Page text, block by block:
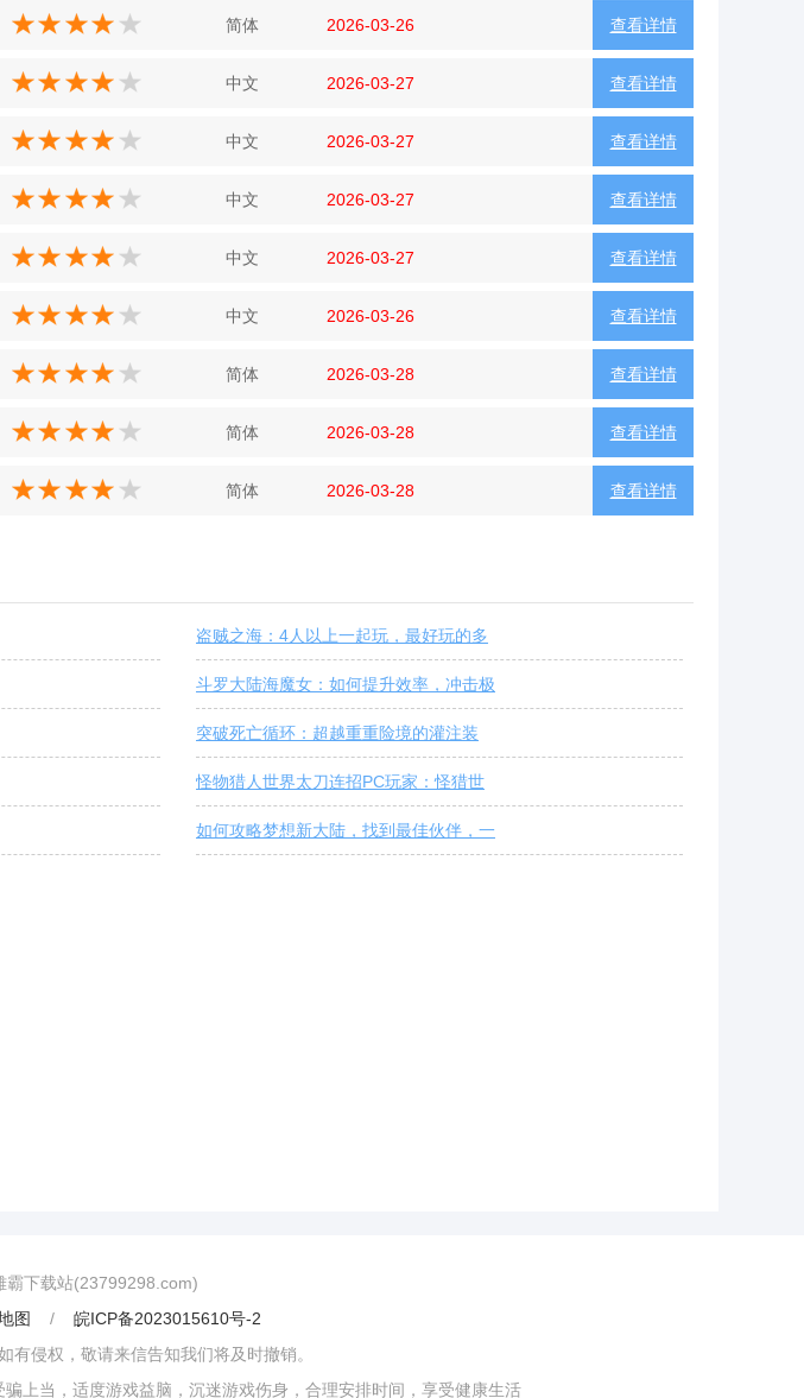
查看详情
简体 2026-03-26
查看详情
中文 2026-03-27
查看详情
中文 2026-03-27
查看详情
中文 2026-03-27
查看详情
中文 2026-03-27
查看详情
中文 2026-03-26
查看详情
简体 2026-03-28
查看详情
简体 2026-03-28
查看详情
简体 2026-03-28
盗贼之海：4人以上一起玩，最好玩的多
斗罗大陆海魔女：如何提升效率，冲击极
突破死亡循环：超越重重险境的灌注装
怪物猎人世界太刀连招PC玩家：怪猎世
如何攻略梦想新大陆，找到最佳伙伴，一
霸下载站(23799298.com)
图 /
皖ICP备2023015610号-2
侵权，敬请来信告知我们将及时撤销。
上当，适度游戏益脑，沉迷游戏伤身，合理安排时间，享受健康生活